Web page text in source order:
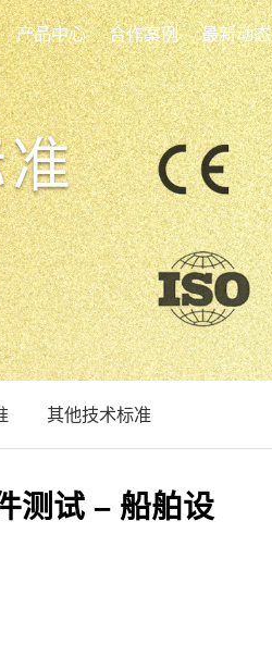
产品中心 合作案例 最新动态
其他技术标准
测试 – 船舶设